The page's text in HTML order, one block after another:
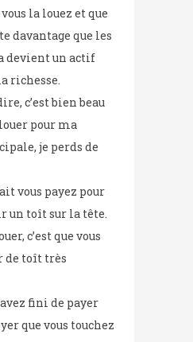
la louez et que
davantage que les
devient un actif
richesse.
c’est bien beau
pour ma
je perds de
vous payez pour
un toît sur la tête.
c’est que vous
de toît très
fini de payer
que vous touchez